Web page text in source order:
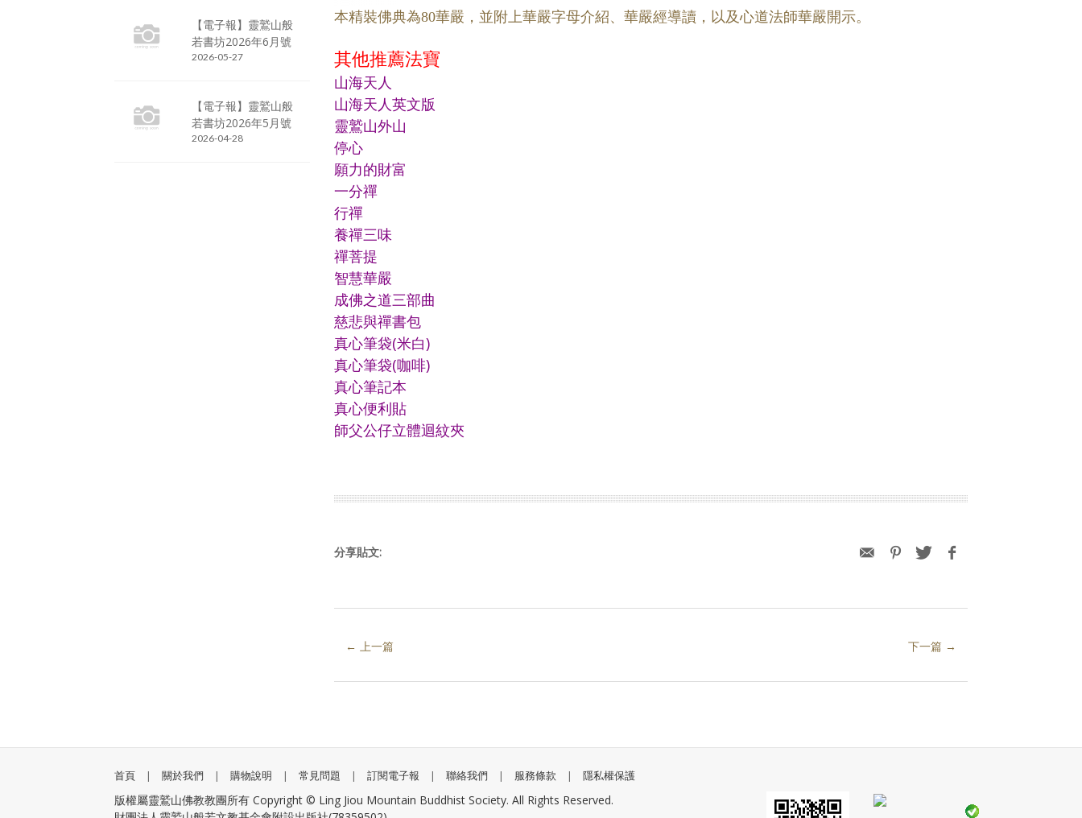
【電子報】靈鷲山般
若書坊2026年6月號
2026-05-27
【電子報】靈鷲山般
若書坊2026年5月號
2026-04-28
本精裝佛典為80華嚴，並附上華嚴字母介紹、華嚴經導讀，以及心道法師華嚴開示。
其他推薦法寶
山海天人
山海天人英文版
靈鷲山外山
停心
願力的財富
一分禪
行禪
養禪三味
禪菩提
智慧華嚴
成佛之道三部曲
慈悲與禪書包
真心筆袋(米白)
真心筆袋(咖啡)
真心筆記本
真心便利貼
師父公仔立體迴紋夾
分享貼文:
← 上一篇 下一篇 →
首頁 | 關於我們 | 購物說明 | 常見問題 | 訂閱電子報 | 聯絡我們 | 服務條款 | 隱私權保護
版權屬靈鷲山佛教教團所有 Copyright © Ling Jiou Mountain Buddhist Society. All Rights Reserved.